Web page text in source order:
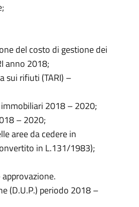
del costo di gestione dei
anno 2018;
sui rifiuti (TARI) –
2018 – 2020;
– 2020;
aree da cedere in
in L.131/1983);
(D.U.P.) periodo 2018 –